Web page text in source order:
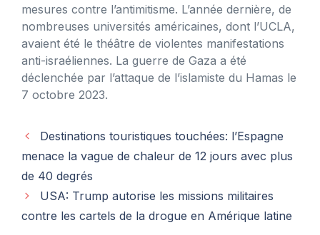
mesures contre l’antimitisme. L’année dernière, de
nombreuses universités américaines, dont l’UCLA,
avaient été le théâtre de violentes manifestations
anti-israéliennes. La guerre de Gaza a été
déclenchée par l’attaque de l’islamiste du Hamas le
7 octobre 2023.
Destinations touristiques touchées: l’Espagne
menace la vague de chaleur de 12 jours avec plus
de 40 degrés
USA: Trump autorise les missions militaires
contre les cartels de la drogue en Amérique latine